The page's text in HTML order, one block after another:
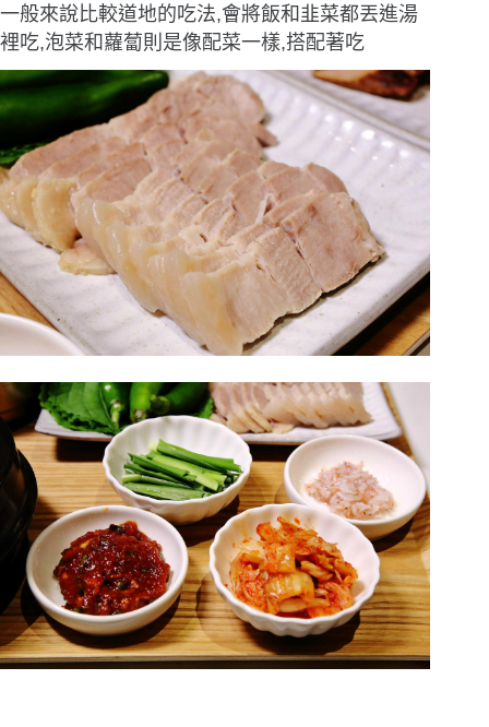
一般來說比較道地的吃法,會將飯和韭菜都丟進湯
裡吃,泡菜和蘿蔔則是像配菜一樣,搭配著吃